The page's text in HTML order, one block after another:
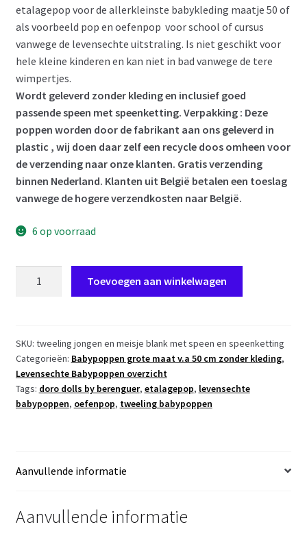
etalagepop voor de allerkleinste babykleding maatje 50 of
als voorbeeld pop en oefenpop voor school of cursus
vanwege de levensechte uitstraling. Is niet geschikt voor
hele kleine kinderen en kan niet in bad vanwege de tere
wimpertjes.
Wordt geleverd zonder kleding en inclusief goed
passende speen met speenketting. Verpakking : Deze
poppen worden door de fabrikant aan ons geleverd in
plastic , wij doen daar zelf een recycle doos omheen voor
de verzending naar onze klanten. Gratis verzending
binnen Nederland. Klanten uit België betalen een toeslag
vanwege de hogere verzendkosten naar België.
6 op voorraad
Tweeling
Meisje
en
Jongen
inclusief
aantal
Toevoegen aan winkelwagen
SKU: tweeling jongen en meisje blank met speen en speenketting
Categorieën: Babypoppen grote maat v.a 50 cm zonder kleding,
Levensechte Babypoppen overzicht
Tags: doro dolls by berenguer, etalagepop, levensechte
babypoppen, oefenpop, tweeling babypoppen
Aanvullende informatie
Aanvullende informatie